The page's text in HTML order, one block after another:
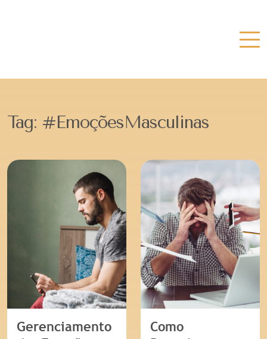
Tag: #EmoçõesMasculinas
Gerenciamento
Como